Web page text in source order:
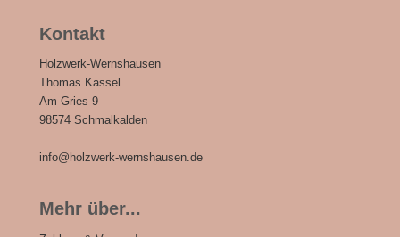
Kontakt
Holzwerk-Wernshausen
Thomas Kassel
Am Gries 9
98574 Schmalkalden
info@holzwerk-wernshausen.de
Mehr über...